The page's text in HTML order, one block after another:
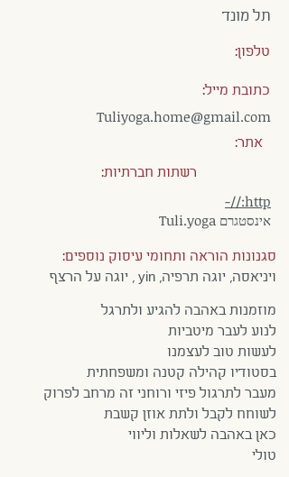
תל מונד
טלפון:
כתובת מייל:
Tuliyoga.home@gmail.com
אתר:
רשתות חברתיות:
http://-
אינסטגרם Tuli.yoga
סגנונות הוראה ותחומי עיסוק נוספים:
ויניאסה, יוגה תרפיה, yin , יוגה על הרצף
מוזמנות באהבה להגיע ולתרגל
לנוע לעבר מיטביות
לעשות טוב לעצמנו
בסטודיו קהילה קטנה ומשפחתית
מעבר לתרגול פיזי ורוחני זה מרחב לפרוק
לשוחח לקבל ולתת אוזן קשבת
כאן באהבה לשאלות וליווי
טולי